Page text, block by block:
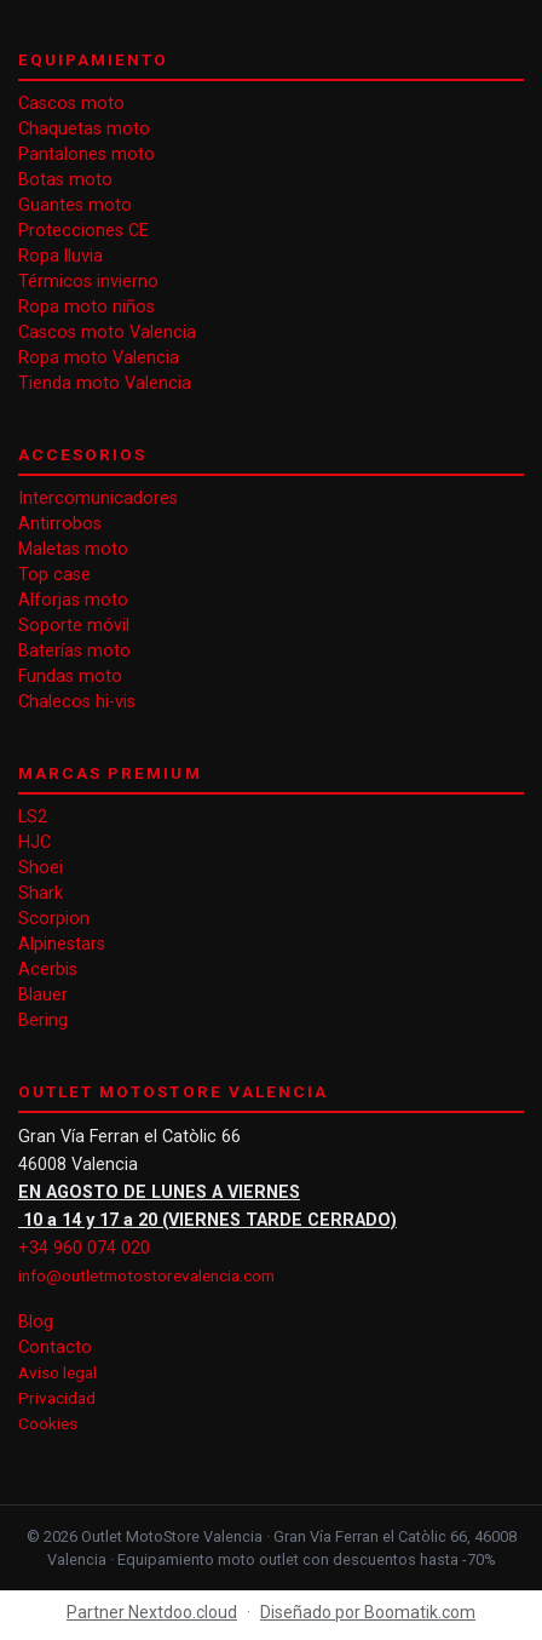
EQUIPAMIENTO
Cascos moto
Chaquetas moto
Pantalones moto
Botas moto
Guantes moto
Protecciones CE
Ropa lluvia
Térmicos invierno
Ropa moto niños
Cascos moto Valencia
Ropa moto Valencia
Tienda moto Valencia
ACCESORIOS
Intercomunicadores
Antirrobos
Maletas moto
Top case
Alforjas moto
Soporte móvil
Baterías moto
Fundas moto
Chalecos hi-vis
MARCAS PREMIUM
LS2
HJC
Shoei
Shark
Scorpion
Alpinestars
Acerbis
Blauer
Bering
OUTLET MOTOSTORE VALENCIA
Gran Vía Ferran el Catòlic 66
46008 Valencia
EN AGOSTO DE LUNES A VIERNES
10 a 14 y 17 a 20 (VIERNES TARDE CERRADO)
+34 960 074 020
info@outletmotostorevalencia.com
Blog
Contacto
Aviso legal
Privacidad
Cookies
© 2026 Outlet MotoStore Valencia · Gran Vía Ferran el Catòlic 66, 46008
Valencia · Equipamiento moto outlet con descuentos hasta -70%
Partner Nextdoo.cloud · Diseñado por Boomatik.com